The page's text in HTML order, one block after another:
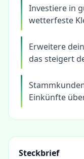
Investiere in
wetterfeste
Erweitere
das steigert
Einkünfte
Steckbrief